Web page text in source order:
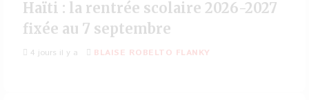
Haïti : la rentrée scolaire 2026-2027
fixée au 7 septembre
4 jours il y a BLAISE ROBELTO FLANKY